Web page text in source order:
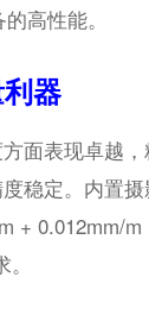
高性能。
器
面表现卓越
稳定。内置摄
+ 0.012mm/